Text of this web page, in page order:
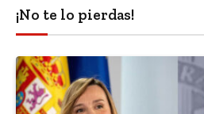
¡No te lo pierdas!